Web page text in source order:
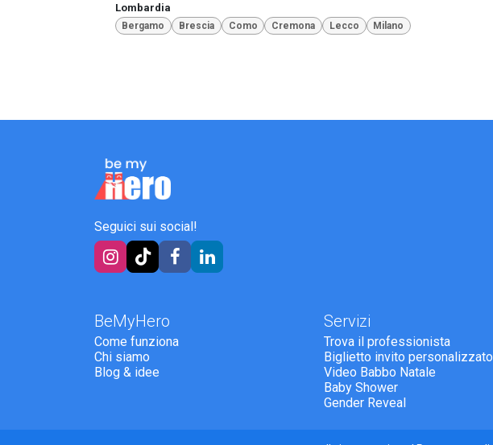
Lombardia
Bergamo Brescia Como Cremona Lecco Milano
Seguici sui social!
BeMyHero
Come funziona
Chi siamo
Blog & idee
Servizi
Trova il professionista
Biglietto invito personalizzato
Video Babbo Natale
Baby Shower
Gender Reveal